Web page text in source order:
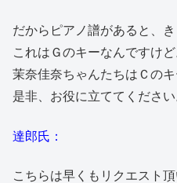
だからピアノ譜があると、き
これはＧのキーなんですけど
茉奈佳奈ちゃんたちはＣのキ
是非、お役に立ててください
達郎氏：
こちらは早くもリクエスト頂